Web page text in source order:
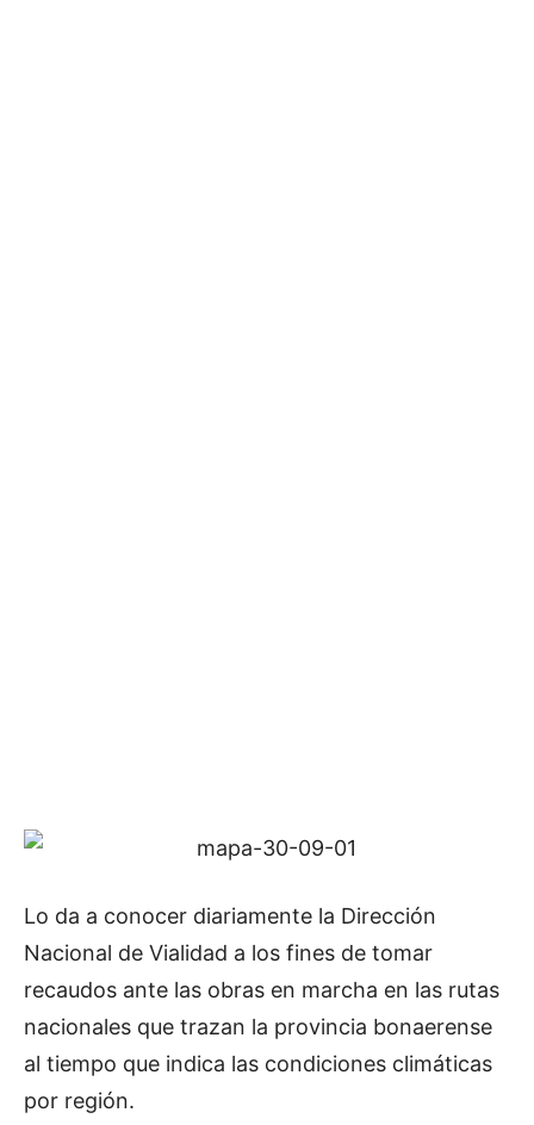
Lo da a conocer diariamente la Dirección
Nacional de Vialidad a los fines de tomar
recaudos ante las obras en marcha en las rutas
nacionales que trazan la provincia bonaerense
al tiempo que indica las condiciones climáticas
por región.